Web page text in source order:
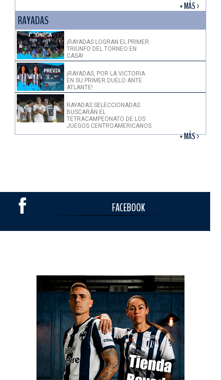
+ MÁS >
RAYADAS
¡RAYADAS LOGRAN EL PRIMER
TRIUNFO DEL TORNEO EN
CASA!
¡RAYADAS, POR LA VICTORIA
EN SU PRIMER DUELO ANTE
ATLANTE!
RAYADAS SELECCIONADAS
BUSCARÁN EL
TETRACAMPEONATO DE LOS
JUEGOS CENTROAMERICANOS
+ MÁS >
FACEBOOK